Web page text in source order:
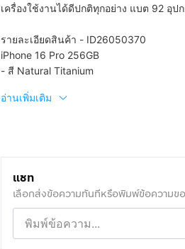
เครื่องใช้งานได้ดีปกติทุกอย่าง แบต 92 อุ
รายละเอียดสินค้า - ID26050370
iPhone 16 Pro 256GB
- สี Natural Titanium
อ่านเพิ่มเติม
แชท
เลือกส่งข้อความทันทีหรือพิมพ์ข้อความข